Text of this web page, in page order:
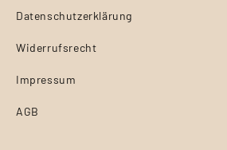
Datenschutzerklärung
Widerrufsrecht
Impressum
AGB